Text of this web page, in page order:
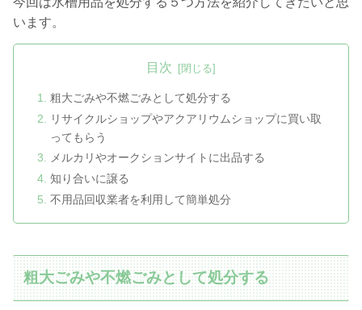
います。
目次
粗大ごみや不燃ごみとして処分する
リサイクルショップやアクアリウムショップに買い取
ってもらう
メルカリやオークションサイトに出品する
知り合いに譲る
不用品回収業者を利用して簡単処分
粗大ごみや不燃ごみとして処分する